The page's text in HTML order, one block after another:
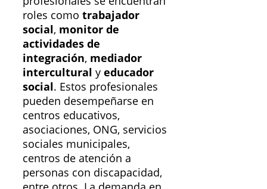
roles como trabajador
social, monitor de
actividades de
integración, mediador
intercultural y educador
social. Estos profesionales
pueden desempeñarse en
centros educativos,
asociaciones, ONG, servicios
sociales municipales,
centros de atención a
personas con discapacidad,